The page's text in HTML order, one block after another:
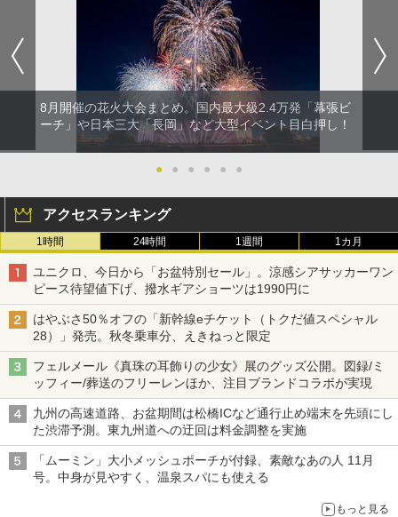
8月開催の花火大会まとめ。国内最大級2.4万発「幕張ビ
ーチ」や日本三大「長岡」など大型イベント目白押し！
● ● ● ● ● ●
アクセスランキング
1時間 24時間 1週間 1カ月
ユニクロ、今日から「お盆特別セール」。涼感シアサッカーワン
ピース待望値下げ、撥水ギアショーツは1990円に
はやぶさ50％オフの「新幹線eチケット（トクだ値スペシャル
28）」発売。秋冬乗車分、えきねっと限定
フェルメール《真珠の耳飾りの少女》展のグッズ公開。図録/ミ
ッフィー/葬送のフリーレンほか、注目ブランドコラボが実現
九州の高速道路、お盆期間は松橋ICなど通行止め端末を先頭にし
た渋滞予測。東九州道への迂回は料金調整を実施
「ムーミン」大小メッシュポーチが付録、素敵なあの人 11月
号。中身が見やすく、温泉スパにも使える
もっと見る